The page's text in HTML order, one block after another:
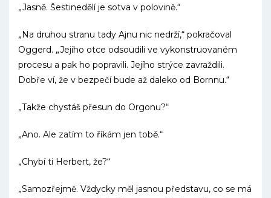
„Jasně. Šestinedělí je sotva v polovině.“
„Na druhou stranu tady Ajnu nic nedrží,“ pokračoval
Oggerd. „Jejího otce odsoudili ve vykonstruovaném
procesu a pak ho popravili. Jejího strýce zavraždili.
Dobře ví, že v bezpečí bude až daleko od Bornnu.“
„Takže chystáš přesun do Orgonu?“
„Ano. Ale zatím to říkám jen tobě.“
„Chybí ti Herbert, že?“
„Samozřejmě. Vždycky měl jasnou představu, co se má